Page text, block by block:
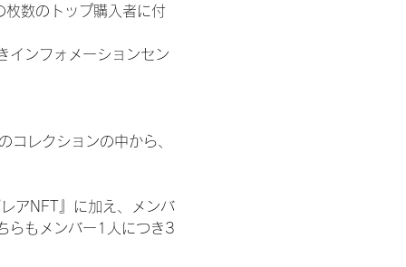
数のトップ購入者に付
インフォメーションセン
レクションの中から、
アNFT』に加え、メンバ
らもメンバー1人につき3